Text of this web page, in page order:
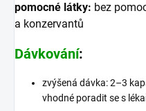
pomocné látky: bez
a konzervantů
Dávkování:
zvýšená dávka: 2–3
vhodné poradit se s